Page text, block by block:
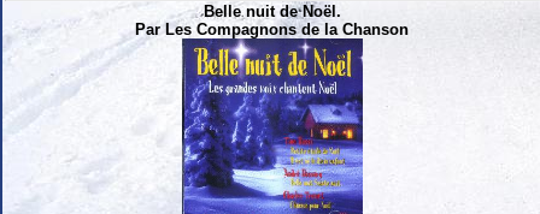
Belle nuit de Noël.
Par Les Compagnons de la Chanson